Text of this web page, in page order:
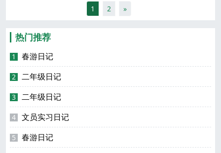
1 2 »
热门推荐
1 春游日记
2 二年级日记
3 二年级日记
4 文员实习日记
5 春游日记